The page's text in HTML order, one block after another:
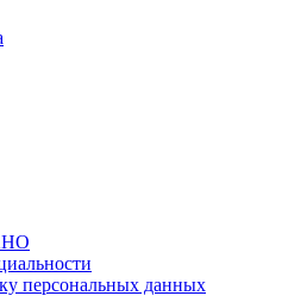
персональных данных